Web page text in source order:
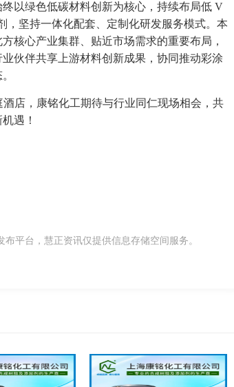
以绿色低碳材料创新为核心，持续布局低 V
，坚持一体化配套、定制化研发服务模式。本
核心产业集群、贴近市场需求的重要布局，
伙伴共享上游材料创新成果，协同推动彩涂
店，康铭化工期待与行业同仁现场相会，共
遇！
平台，慧正资讯仅提供信息存储空间服务。